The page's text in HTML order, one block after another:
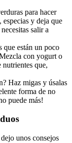
para hacer
especias y deja que
salir a
que están un poco
con yogurt o
que,
Haz migas y úsalas
forma de no
puede más!
unos consejos